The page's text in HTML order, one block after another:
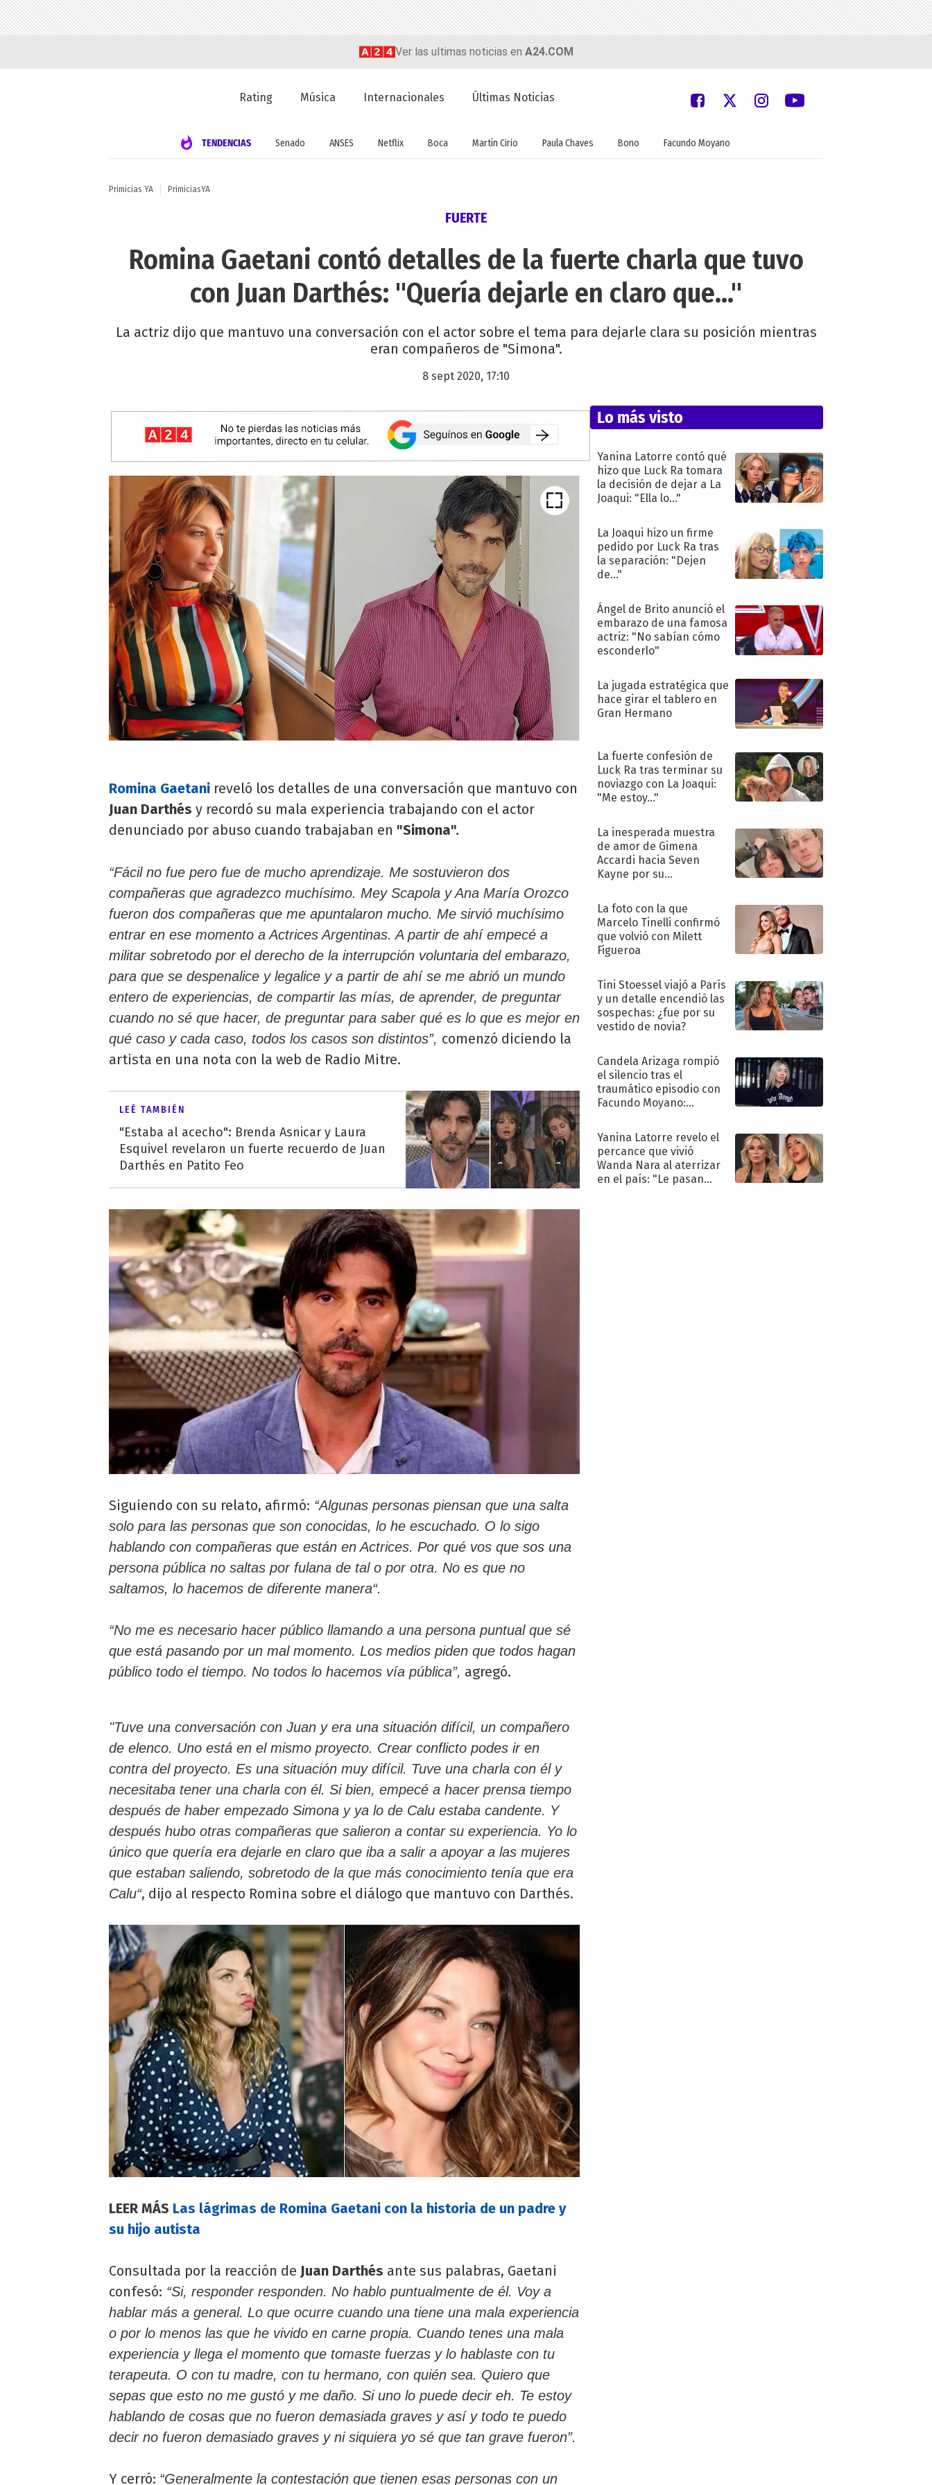
Ver las ultimas noticias en A24.COM
Rating Música Internacionales Últimas Noticias
TENDENCIAS Senado ANSES Netflix Boca Martín Cirio Paula Chaves Bono Facundo Moyano
Primicias YA PrimiciasYA
FUERTE
Romina Gaetani contó detalles de la fuerte charla que tuvo
con Juan Darthés: "Quería dejarle en claro que..."
La actriz dijo que mantuvo una conversación con el actor sobre el tema para dejarle clara su posición mientras
eran compañeros de "Simona".
8 sept 2020, 17:10
Romina Gaetani reveló los detalles de una conversación que mantuvo con
Juan Darthés y recordó su mala experiencia trabajando con el actor
denunciado por abuso cuando trabajaban en "Simona".
“Fácil no fue pero fue de mucho aprendizaje. Me sostuvieron dos
compañeras que agradezco muchísimo. Mey Scapola y Ana María Orozco
fueron dos compañeras que me apuntalaron mucho. Me sirvió muchísimo
entrar en ese momento a Actrices Argentinas. A partir de ahí empecé a
militar sobretodo por el derecho de la interrupción voluntaria del embarazo,
para que se despenalice y legalice y a partir de ahí se me abrió un mundo
entero de experiencias, de compartir las mías, de aprender, de preguntar
cuando no sé que hacer, de preguntar para saber qué es lo que es mejor en
qué caso y cada caso, todos los casos son distintos”, comenzó diciendo la
artista en una nota con la web de Radio Mitre.
LEÉ TAMBIÉN
"Estaba al acecho": Brenda Asnicar y Laura
Esquivel revelaron un fuerte recuerdo de Juan
Darthés en Patito Feo
Siguiendo con su relato, afirmó: “Algunas personas piensan que una salta
solo para las personas que son conocidas, lo he escuchado. O lo sigo
hablando con compañeras que están en Actrices. Por qué vos que sos una
persona pública no saltas por fulana de tal o por otra. No es que no
saltamos, lo hacemos de diferente manera“.
“No me es necesario hacer público llamando a una persona puntual que sé
que está pasando por un mal momento. Los medios piden que todos hagan
público todo el tiempo. No todos lo hacemos vía pública”, agregó.
"Tuve una conversación con Juan y era una situación difícil, un compañero
de elenco. Uno está en el mismo proyecto. Crear conflicto podes ir en
contra del proyecto. Es una situación muy difícil. Tuve una charla con él y
necesitaba tener una charla con él. Si bien, empecé a hacer prensa tiempo
después de haber empezado Simona y ya lo de Calu estaba candente. Y
después hubo otras compañeras que salieron a contar su experiencia. Yo lo
único que quería era dejarle en claro que iba a salir a apoyar a las mujeres
que estaban saliendo, sobretodo de la que más conocimiento tenía que era
Calu“, dijo al respecto Romina sobre el diálogo que mantuvo con Darthés.
LEER MÁS Las lágrimas de Romina Gaetani con la historia de un padre y
su hijo autista
Consultada por la reacción de Juan Darthés ante sus palabras, Gaetani
confesó: “Si, responder responden. No hablo puntualmente de él. Voy a
hablar más a general. Lo que ocurre cuando una tiene una mala experiencia
o por lo menos las que he vivido en carne propia. Cuando tenes una mala
experiencia y llega el momento que tomaste fuerzas y lo hablaste con tu
terapeuta. O con tu madre, con tu hermano, con quién sea. Quiero que
sepas que esto no me gustó y me daño. Si uno lo puede decir eh. Te estoy
hablando de cosas que no fueron demasiada graves y así y todo te puedo
decir no fueron demasiado graves y ni siquiera yo sé que tan grave fueron”.
Y cerró: “Generalmente la contestación que tienen esas personas con un
Lo más visto
Yanina Latorre contó qué
hizo que Luck Ra tomara
la decisión de dejar a La
Joaqui: "Ella lo..."
La Joaqui hizo un firme
pedido por Luck Ra tras
la separación: "Dejen
de..."
Ángel de Brito anunció el
embarazo de una famosa
actriz: "No sabían cómo
esconderlo"
La jugada estratégica que
hace girar el tablero en
Gran Hermano
La fuerte confesión de
Luck Ra tras terminar su
noviazgo con La Joaqui:
"Me estoy..."
La inesperada muestra
de amor de Gimena
Accardi hacia Seven
Kayne por su
La foto con la que
Marcelo Tinelli confirmó
que volvió con Milett
Figueroa
Tini Stoessel viajó a París
y un detalle encendió las
sospechas: ¿fue por su
vestido de novia?
Candela Arizaga rompió
el silencio tras el
traumático episodio con
Facundo Moyano:
Yanina Latorre revelo el
percance que vivió
Wanda Nara al aterrizar
en el país: "Le pasan